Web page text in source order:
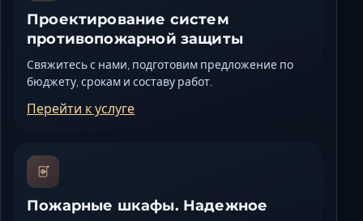
Проектирование систем
противопожарной защиты
Свяжитесь с нами, подготовим предложение по
бюджету, срокам и составу работ.
Перейти к услуге
Пожарные шкафы. Надежное